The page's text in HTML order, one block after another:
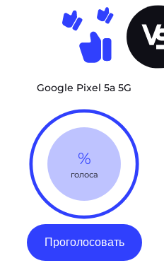
Google Pixel 5a 5G
%
голоса
Проголосовать